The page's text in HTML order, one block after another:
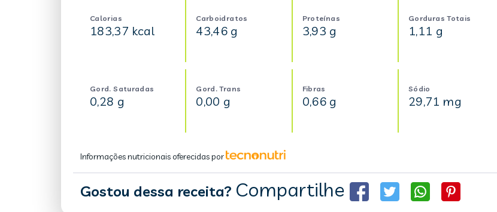
Calorias
183,37 kcal
Carboidratos
43,46 g
Proteínas
3,93 g
Gorduras Totais
1,11 g
Gord. Saturadas
0,28 g
Gord. Trans
0,00 g
Fibras
0,66 g
Sódio
29,71 mg
Informações nutricionais oferecidas por
Gostou dessa receita? Compartilhe